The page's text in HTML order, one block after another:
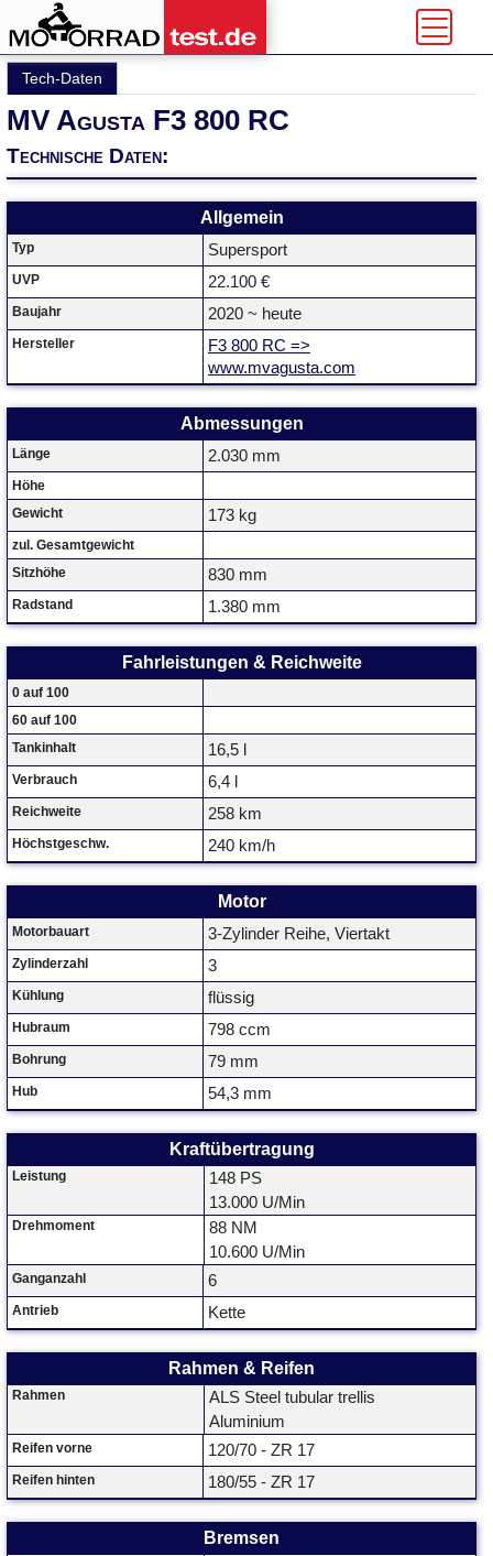
Tech-Daten
MV Agusta F3 800 RC
Technische Daten:
Allgemein
Typ Supersport
UVP 22.100 €
Baujahr 2020 ~ heute
Hersteller
F3 800 RC =>
www.mvagusta.com
Abmessungen
Länge 2.030 mm
Höhe
Gewicht
173 kg
zul. Gesamtgewicht
Sitzhöhe
830 mm
Radstand 1.380 mm
Fahrleistungen & Reichweite
0 auf 100
60 auf 100
Tankinhalt
16,5 l
Verbrauch 6,4 l
Reichweite 258 km
Höchstgeschw. 240 km/h
Motor
Motorbauart 3-Zylinder Reihe, Viertakt
Zylinderzahl 3
Kühlung flüssig
Hubraum 798 ccm
Bohrung 79 mm
Hub 54,3 mm
Kraftübertragung
Leistung
148 PS
13.000 U/Min
Drehmoment
88 NM
10.600 U/Min
Ganganzahl 6
Antrieb Kette
Rahmen & Reifen
Rahmen
ALS Steel tubular trellis
Aluminium
Reifen vorne 120/70 - ZR 17
Reifen hinten 180/55 - ZR 17
Bremsen